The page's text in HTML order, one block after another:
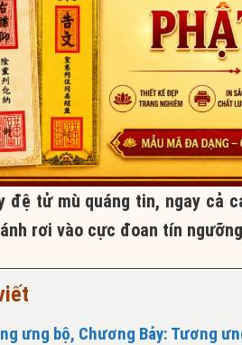
đệ tử mù quáng tin, ngay cả
rơi vào cực đoan tín
ưng bộ, Chương Bảy: Tương